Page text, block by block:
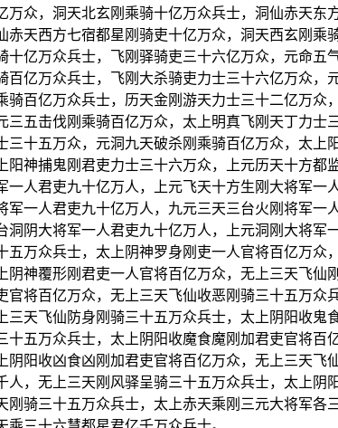
众，洞天北玄刚乘骑十亿万众兵士，洞仙赤天东
天西方七宿都星刚骑吏十亿万众，洞天西玄刚
亿万众兵士，飞刚驿骑吏三十六亿万众，元命
亿万众兵士，飞刚大杀骑吏力士三十六亿万众
百亿万众兵士，历天金刚游天力士三十二亿万众
五击伐刚乘骑百亿万众，太上明真飞刚天丁力
十五万众，元洞九天破杀刚乘骑百亿万众，太上
神捕鬼刚君吏力士三十六万众，上元历天十方
人君吏九十亿万人，上元飞天十方生刚大将军
一人君吏九十亿万人，九元三天三台火刚将军
阴大将军一人君吏九十亿万人，上元洞刚大将
万众兵士，太上阴神罗身刚吏一人官将百亿万
神覆形刚君吏一人官将百亿万众，无上三天飞
将百亿万众，无上三天飞仙收恶刚骑三十五万
天飞仙防身刚骑三十五万众兵士，太上阴阳收
五万众兵士，太上阴阳收魔食魔刚加君吏官将
阳收凶食凶刚加君吏官将百亿万众，无上三天
，无上三天刚风驿呈骑三十五万众兵士，太上
骑三十五万众兵士，太上赤天乘刚三元大将军